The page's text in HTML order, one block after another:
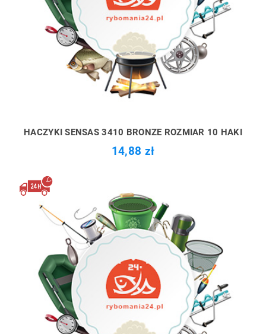
HACZYKI SENSAS 3410 BRONZE ROZMIAR 10 HAKI
14,88 zł